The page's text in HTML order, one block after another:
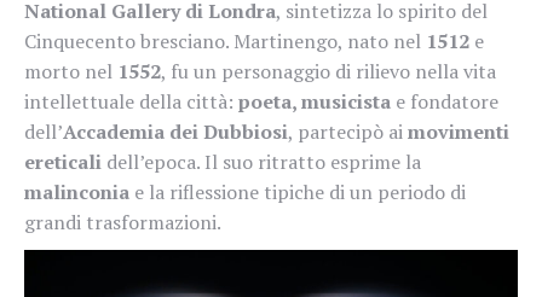
National Gallery di Londra, sintetizza lo spirito del
Cinquecento bresciano. Martinengo, nato nel 1512 e
morto nel 1552, fu un personaggio di rilievo nella vita
intellettuale della città: poeta, musicista e fondatore
dell’Accademia dei Dubbiosi, partecipò aimovimenti
ereticali dell’epoca. Il suo ritratto esprime la
malinconia e la riflessione tipiche di un periodo di
grandi trasformazioni.